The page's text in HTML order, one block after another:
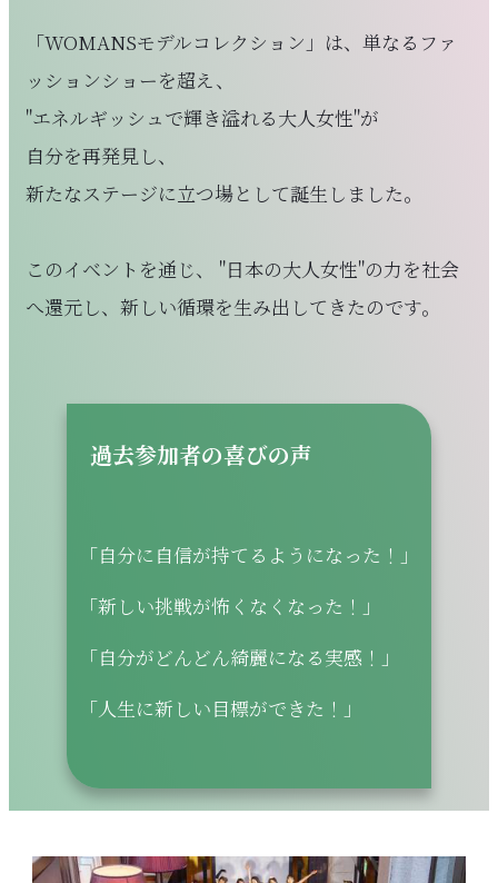
「WOMANSモデルコレクション」は、単なるファ
ッションショーを超え、
"エネルギッシュで輝き溢れる大人女性"が
自分を再発見し、
新たなステージに立つ場として誕生しました。
このイベントを通じ、 "日本の大人女性"の力を社会
へ還元し、新しい循環を生み出してきたのです。
過去参加者の喜びの声
「自分に自信が持てるようになった！」
「新しい挑戦が怖くなくなった！」
「自分がどんどん綺麗になる実感！」
「人生に新しい目標ができた！」